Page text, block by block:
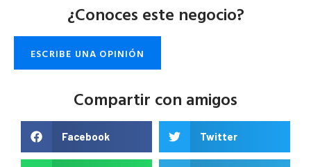
¿Conoces este negocio?
ESCRIBE UNA OPINIÓN
Compartir con amigos
Facebook Twitter